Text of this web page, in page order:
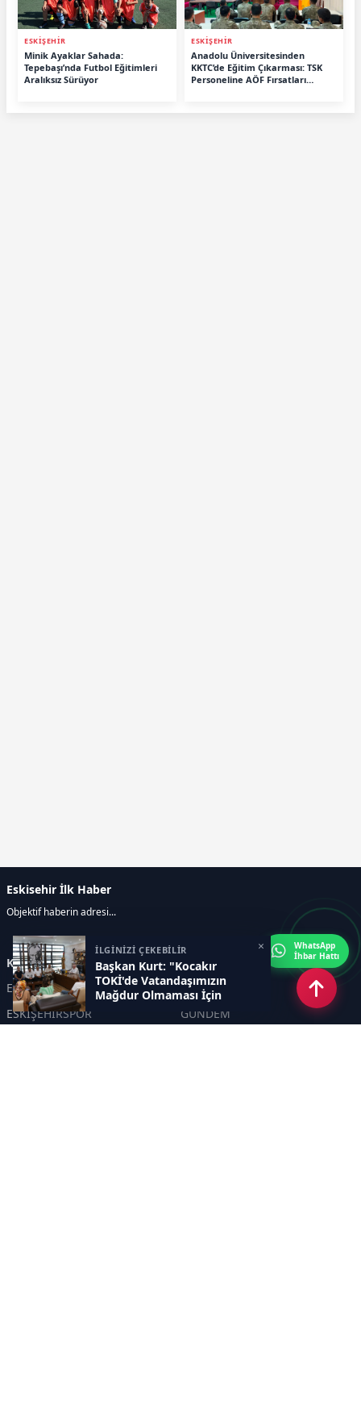
ESKİŞEHİR
Minik Ayaklar Sahada:
Tepebaşı’nda Futbol Eğitimleri
Aralıksız Sürüyor
ESKİŞEHİR
Anadolu Üniversitesinden
KKTC’de Eğitim Çıkarması: TSK
Personeline AÖF Fırsatları
İLGİNİZİ ÇEKEBİLİR
Başkan Kurt: "Kocakır
TOKİ'de Vatandaşımızın
Mağdur Olmaması İçin
Desteğe Hazırız"
×
Eskisehir İlk Haber
Objektif haberin adresi...
Kategoriler
ESKİŞEHİR
GENEL
ESKİŞEHİRSPOR
GÜNDEM
WhatsApp
İhbar Hattı